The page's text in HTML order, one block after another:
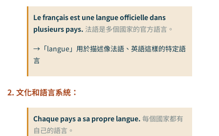
Le français est une langue officielle dans
plusieurs pays. 法語是多個國家的官方語言。
→「langue」用於描述像法語、英語這樣的特定語
言
2. 文化和語言系統：
Chaque pays a sa propre langue. 每個國家都有
自己的語言。